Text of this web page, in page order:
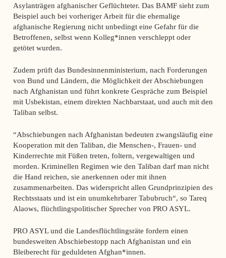
Asylanträgen afghanischer Geflüchteter. Das BAMF sieht zum
Beispiel auch bei vorheriger Arbeit für die ehemalige
afghanische Regierung nicht unbedingt eine Gefahr für die
Betroffenen, selbst wenn Kolleg*innen verschleppt oder
getötet wurden.
Zudem prüft das Bundesinnenministerium, nach Forderungen
von Bund und Ländern, die Möglichkeit der Abschiebungen
nach Afghanistan und führt konkrete Gespräche zum Beispiel
mit Usbekistan, einem direkten Nachbarstaat, und auch mit den
Taliban selbst.
“Abschiebungen nach Afghanistan bedeuten zwangsläufig eine
Kooperation mit den Taliban, die Menschen-, Frauen- und
Kinderrechte mit Füßen treten, foltern, vergewaltigen und
morden. Kriminellen Regimen wie den Taliban darf man nicht
die Hand reichen, sie anerkennen oder mit ihnen
zusammenarbeiten. Das widerspricht allen Grundprinzipien des
Rechtsstaats und ist ein unumkehrbarer Tabubruch“, so Tareq
Alaows, flüchtlingspolitischer Sprecher von PRO ASYL.
PRO ASYL und die Landesflüchtlingsräte fordern einen
bundesweiten Abschiebestopp nach Afghanistan und ein
Bleiberecht für geduldeten Afghan*innen.